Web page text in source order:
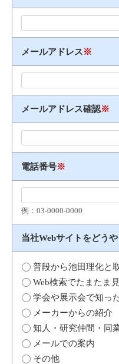
メールアドレス※
メールアドレス確認※
電話番号※
例：03​-​0000​-​0000
当社Webサイトをどう
普段から池田理化と
Web検索でたまたま
学会や展示会で知っ
メーカーからの紹介
知人・研究仲間・同
メールでの案内
その他